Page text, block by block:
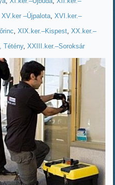
,XV.ker –Újpalota ,XVI.ker.–
,XIX.ker.–Kispest ,XX.ker.–
Tétény,XXIII.ker.–Soroksár